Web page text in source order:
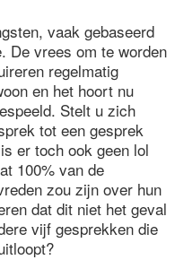
vaak gebaseerd
De vrees om te worden
regelmatig
en het hoort nu
Stelt u zich
tot een gesprek
er toch ook geen lol
100% van de
zou zijn over hun
dat dit niet het geval
vijf gesprekken die